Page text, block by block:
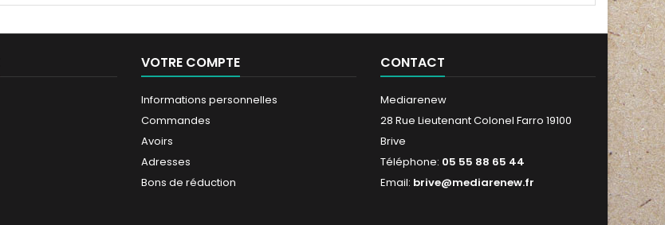
VOTRE COMPTE
Informations personnelles
Commandes
Avoirs
Adresses
Bons de réduction
CONTACT
Mediarenew
28 Rue Lieutenant Colonel Farro 19100
Brive
Téléphone: 05 55 88 65 44
Email: brive@mediarenew.fr